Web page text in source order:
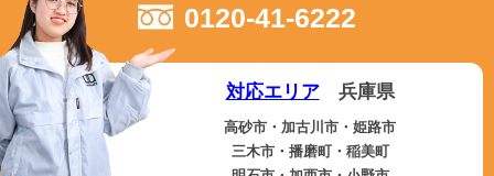
0120-41-6222
対応エリア兵庫県
高砂市・加古川市・姫路市
三木市・播磨町・稲美町